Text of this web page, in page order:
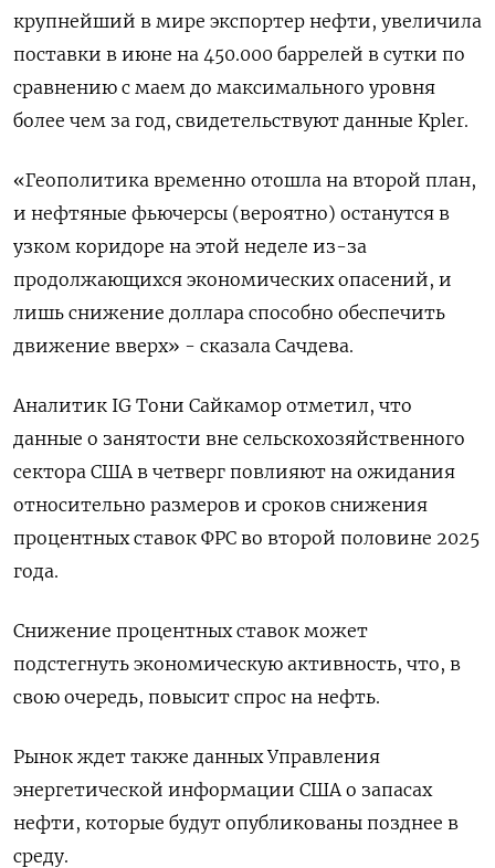
крупнейший в мире экспортер нефти, увеличила
поставки в июне на 450.000 баррелей в сутки по
сравнению с маем до максимального уровня
более чем за год, свидетельствуют данные Kpler.
«Геополитика временно отошла на второй план,
и нефтяные фьючерсы (вероятно) останутся в
узком коридоре на этой неделе из-за
продолжающихся экономических опасений, и
лишь снижение доллара способно обеспечить
движение вверх» - сказала Сачдева.
Аналитик IG Тони Сайкамор отметил, что
данные о занятости вне сельскохозяйственного
сектора США в четверг повлияют на ожидания
относительно размеров и сроков снижения
процентных ставок ФРС во второй половине 2025
года.
Снижение процентных ставок может
подстегнуть экономическую активность, что, в
свою очередь, повысит спрос на нефть.
Рынок ждет также данных Управления
энергетической информации США о запасах
нефти, которые будут опубликованы позднее в
среду.